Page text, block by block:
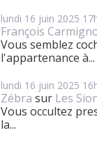
lundi 16 juin 2025
François
Vous semblez
l'appartenance à...
lundi 16 juin 2025
Zébra sur Les
Vous occultez
la...